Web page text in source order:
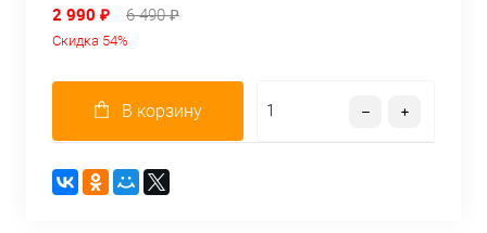
2 990 ₽ 6 490 ₽
Скидка 54%
В корзину